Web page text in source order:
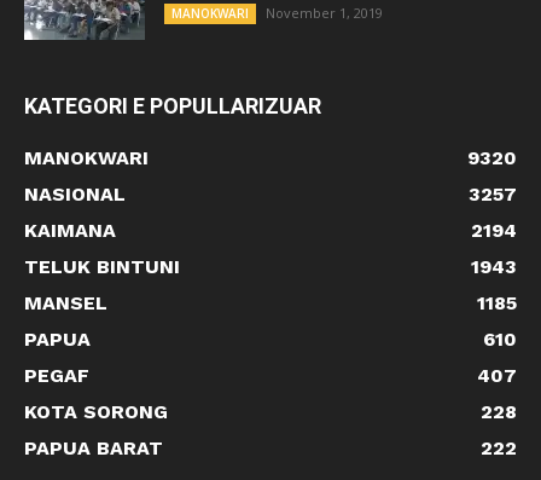
MANOKWARI November 1, 2019
KATEGORI E POPULLARIZUAR
MANOKWARI
9320
NASIONAL
3257
KAIMANA
2194
TELUK BINTUNI
1943
MANSEL
1185
PAPUA
610
PEGAF
407
KOTA SORONG
228
PAPUA BARAT
222